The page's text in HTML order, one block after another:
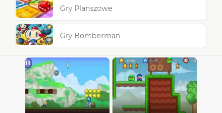
Gry Planszowe
Gry Bomberman